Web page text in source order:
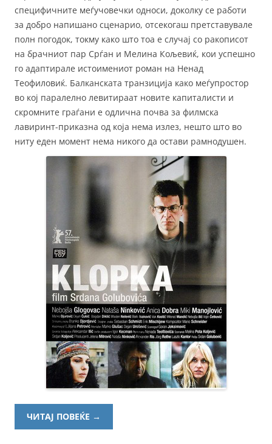
специфичните меѓучовечки односи, доколку се работи
за добро напишано сценарио, отсекогаш претставувале
полн погодок, токму како што тоа е случај со ракописот
на брачниот пар Срѓан и Мелина Кољевиќ, кои успешно
го адаптирале истоимениот роман на Ненад
Теофиловиќ. Балканската транзиција како меѓупростор
во кој паралелно левитираат новите капиталисти и
скромните граѓани е одлична почва за филмска
лавиринт-приказна од која нема излез, нешто што во
ниту еден момент нема никого да остави рамнодушен.
ЧИТАЈ ПОВЕЌЕ →